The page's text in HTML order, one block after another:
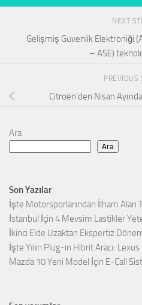
NEXT
Gelişmiş Güvenlik Elektroniği
– ASE)
PREVIOUS
Citroën’den Nisan
Ara
Ara
Son Yazılar
İşte Motorsporlarından İlham Alan
İstanbul İçin 4 Mevsim Lastikler
İkinci Elde Uzaktan Ekspertiz
İşte Yılın Plug-in Hibrit Aracı:
Mazda 10 Yeni Model İçin E-Call